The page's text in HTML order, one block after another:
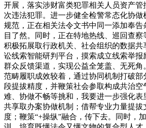
开展，落实涉财富类犯罪相关人员资产管
次违法犯罪。进一步健全检警常态化协做
规范，正在相关法令文书中同一添加奉告
目了然。同时，正在特地热线、巡回查察
积极拓展取行政机关、社会组织的数据共
讼线索智能研判平台，摸索成立线索举报
群众反馈渠道，实现公益全笼盖、无死角
范畴履职成效较着，通过协同机制打破部
段提拔精度，并鞭策社会参取构成共治空
难、协做不畅等挑和，我要进一步强化表
共享取办案协做机制；借帮专业力量提拔
度；鞭策“+操纵”融合，传下去。同时，